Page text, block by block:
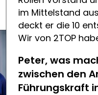
im Mittelstand
deckt er die 10
Wir von 2TOP
Peter, was
zwischen den
Führungskraft